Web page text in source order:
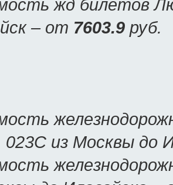
жд билетов
– от 7603.9 руб.
023С из Москвы до